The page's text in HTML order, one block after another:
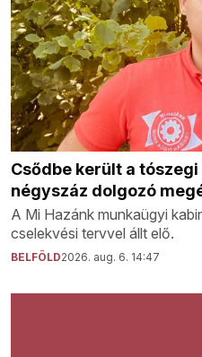
Csődbe került a
négyszáz dolgozó
A Mi Hazánk munkaügyi
cselekvési tervvel állt elő.
BELFÖLD2026. aug. 6. 14:47